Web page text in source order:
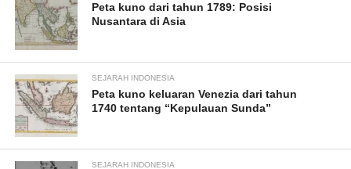
Peta kuno dari tahun 1789: Posisi
Nusantara di Asia
SEJARAH INDONESIA
Peta kuno keluaran Venezia dari tahun
1740 tentang “Kepulauan Sunda”
SEJARAH INDONESIA